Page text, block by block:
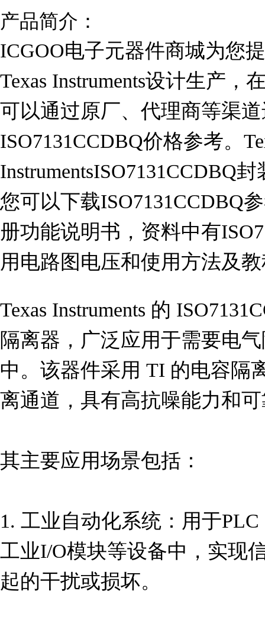
产品简介：
ICGOO电子元器件商城为您
Texas Instruments设计生产，
可以通过原厂、代理商等渠
ISO7131CCDBQ价格参考。
InstrumentsISO7131CCDBQ
您可以下载ISO7131CCDBQ
册功能说明书，资料中有
用电路图电压和使用方法及
Texas Instruments 的
隔离器，广泛应用于需要电
中。该器件采用 TI 的电容隔
离通道，具有高抗噪能力和
其主要应用场景包括：
1. 工业自动化系统：用于
工业I/O模块等设备中，实现
起的干扰或损坏。